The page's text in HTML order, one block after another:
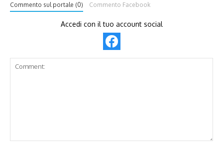
Commento sul portale (0) Commento Facebook
Accedi con il tuo account social